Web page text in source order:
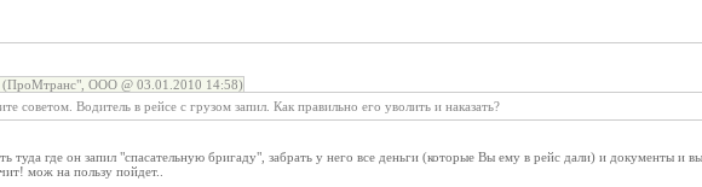
(ПроМтранс", ООО @ 03.01.2010 14:58)
советом. Водитель в рейсе с грузом запил. Как правильно его уволить и наказать?
туда где он запил "спасательную бригаду", забрать у него все деньги (которые Вы ему в рейс дали) и документы и
мож на пользу пойдет..